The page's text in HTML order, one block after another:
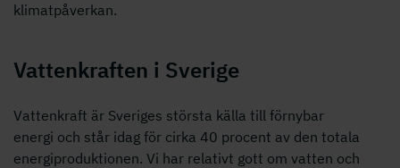
klimatpåverkan.
Vattenkraften i Sverige
Vattenkraft är Sveriges största källa till förnybar
energi och står idag för cirka 40 procent av den totala
energiproduktionen. Vi har relativt gott om vatten och